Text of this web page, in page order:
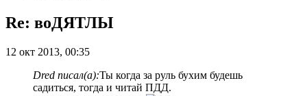
Re: воДЯТЛЫ
12 окт 2013, 00:35
Dred писал(а):Ты когда за руль бухим будешь
садиться, тогда и читай ПДД.